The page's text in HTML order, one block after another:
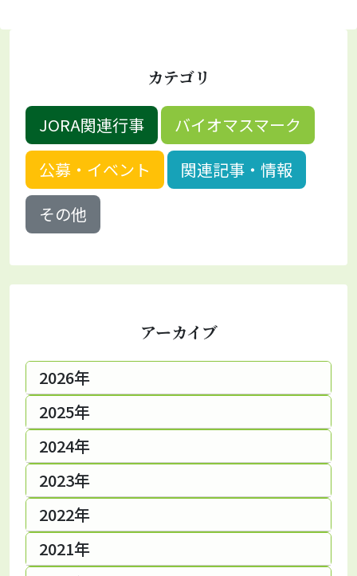
カテゴリ
JORA関連行事
バイオマスマーク
公募・イベント
関連記事・情報
その他
アーカイブ
2026年
2025年
2024年
2023年
2022年
2021年